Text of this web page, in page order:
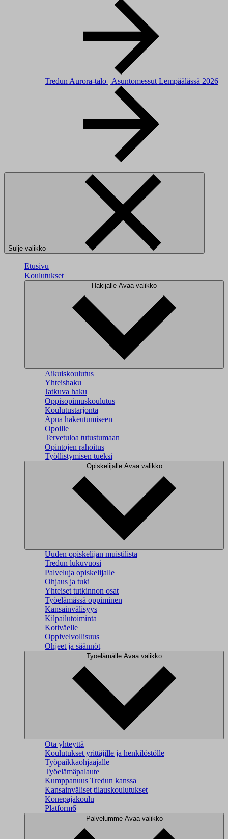
Tredun Aurora-talo | Asuntomessut Lempäälässä 2026
Sulje valikko
Etusivu
Koulutukset
Hakijalle Avaa valikko
Aikuiskoulutus
Yhteishaku
Jatkuva haku
Oppisopimuskoulutus
Koulutustarjonta
Apua hakeutumiseen
Opoille
Tervetuloa tutustumaan
Opintojen rahoitus
Työllistymisen tueksi
Opiskelijalle Avaa valikko
Uuden opiskelijan muistilista
Tredun lukuvuosi
Palveluja opiskelijalle
Ohjaus ja tuki
Yhteiset tutkinnon osat
Työelämässä oppiminen
Kansainvälisyys
Kilpailutoiminta
Kotiväelle
Oppivelvollisuus
Ohjeet ja säännöt
Työelämälle Avaa valikko
Ota yhteyttä
Koulutukset yrittäjille ja henkilöstölle
Työpaikkaohjaajalle
Työelämäpalaute
Kumppanuus Tredun kanssa
Kansainväliset tilauskoulutukset
Konepajakoulu
Platform6
Palvelumme Avaa valikko